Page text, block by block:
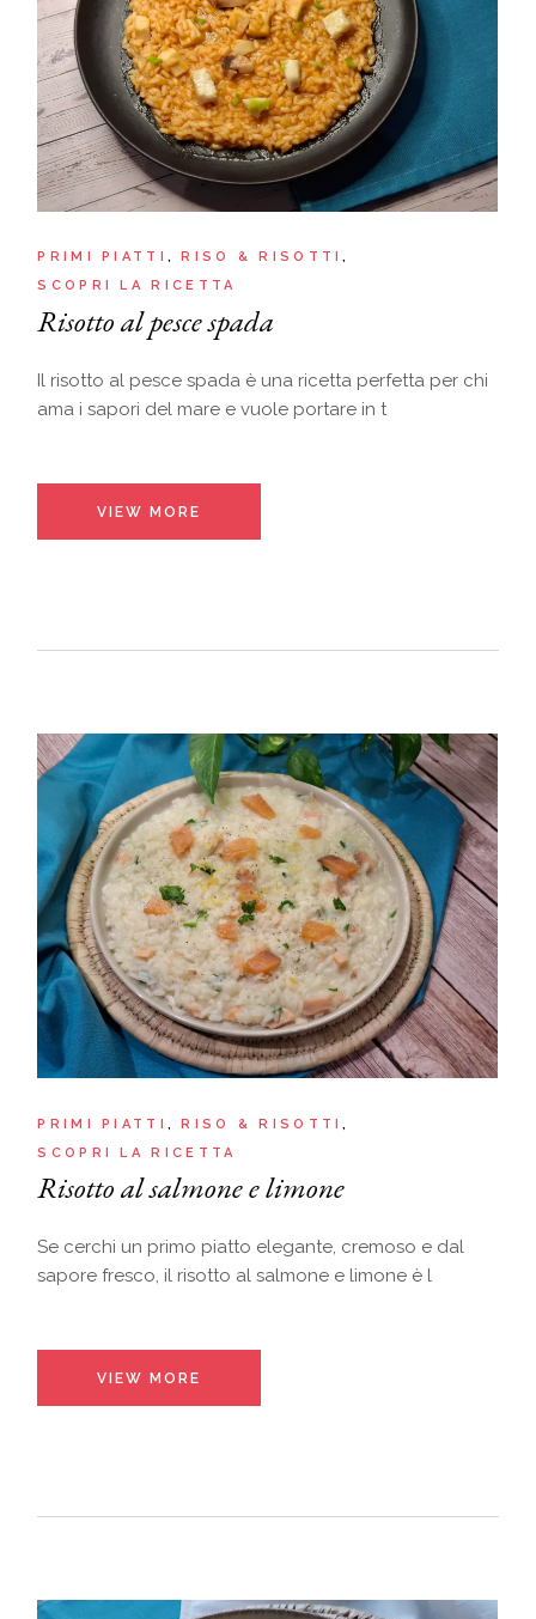
PRIMI PIATTI
RISO & RISOTTI
SCOPRI LA RICETTA
Risotto al pesce spada
Il risotto al pesce spada è una ricetta perfetta per chi
ama i sapori del mare e vuole portare in t
VIEW MORE
PRIMI PIATTI
RISO & RISOTTI
SCOPRI LA RICETTA
Risotto al salmone e limone
Se cerchi un primo piatto elegante, cremoso e dal
sapore fresco, il risotto al salmone e limone è l
VIEW MORE